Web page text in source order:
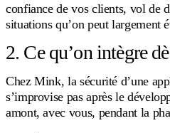
confiance de vos clients, vol de
situations qu’on peut largement
2. Ce qu’on intègre
Chez Mink, la sécurité d’une
s’improvise pas après le
amont, avec vous, pendant la